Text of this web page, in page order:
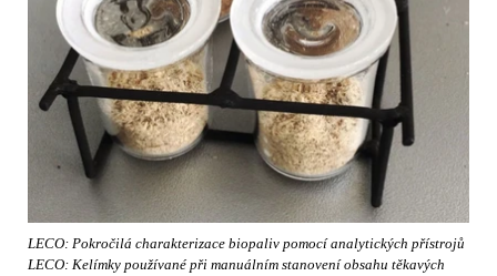
LECO: Pokročilá charakterizace biopaliv pomocí analytických přístrojů
LECO: Kelímky používané při manuálním stanovení obsahu těkavých